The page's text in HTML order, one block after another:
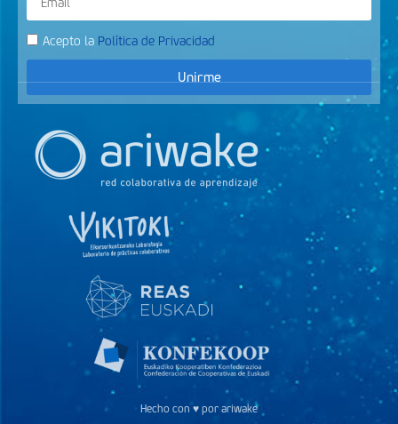
Acepto la Política de Privacidad
Unirme
Hecho con ♥ por ariwake